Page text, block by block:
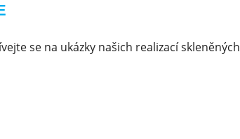
se na ukázky našich realizací skleněných